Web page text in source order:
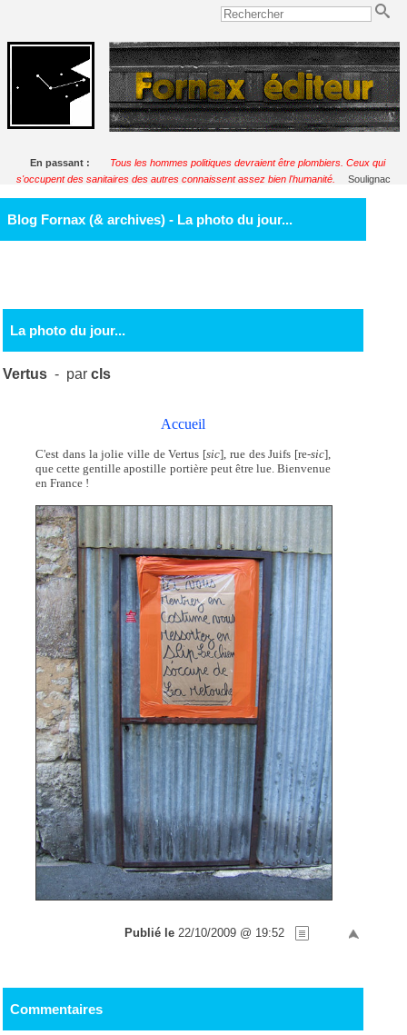
En passant :
Tous les hommes politiques devraient être plombiers. Ceux qui
s'occupent des sanitaires des autres connaissent assez bien l'humanité.
Soulignac
Blog Fornax (& archives) - La photo du jour...
La photo du jour...
Vertus - parcls
Accueil
C'est dans la jolie ville de Vertus [sic], rue des Juifs [re-sic],
que cette gentille apostille portière peut être lue. Bienvenue
en France !
Publié le 22/10/2009 @ 19:52
Commentaires